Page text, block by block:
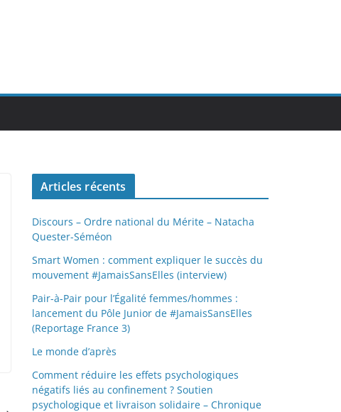
Articles récents
Discours – Ordre national du Mérite – Natacha
Quester-Séméon
Smart Women : comment expliquer le succès du
mouvement #JamaisSansElles (interview)
Pair-à-Pair pour l’Égalité femmes/hommes :
lancement du Pôle Junior de #JamaisSansElles
(Reportage France 3)
Le monde d’après
Comment réduire les effets psychologiques
négatifs liés au confinement ? Soutien
psychologique et livraison solidaire – Chronique